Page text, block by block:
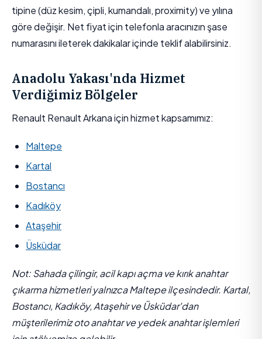
tipine (düz kesim, çipli, kumandalı, proximity) ve yılına
göre değişir. Net fiyat için telefonla aracınızın şase
numarasını ileterek dakikalar içinde teklif alabilirsiniz.
Anadolu Yakası'nda Hizmet
Verdiğimiz Bölgeler
Renault Renault Arkana için hizmet kapsamımız:
Maltepe
Kartal
Bostancı
Kadıköy
Ataşehir
Üsküdar
Not: Sahada çilingir, acil kapı açma ve kırık anahtar
çıkarma hizmetleri yalnızca Maltepe ilçesindedir. Kartal,
Bostancı, Kadıköy, Ataşehir ve Üsküdar'dan
müşterilerimiz oto anahtar ve yedek anahtar işlemleri